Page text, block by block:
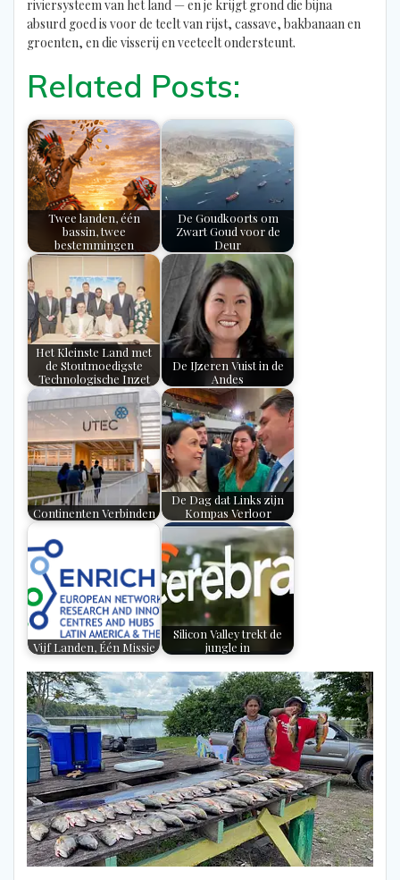
riviersysteem van het land — en je krijgt grond die bijna
absurd goed is voor de teelt van rijst, cassave, bakbanaan en
groenten, en die visserij en veeteelt ondersteunt.
Related Posts:
Twee landen, één
bassin, twee
bestemmingen
De Goudkoorts om
Zwart Goud voor de
Deur
Het Kleinste Land met
de Stoutmoedigste
Technologische Inzet
De IJzeren Vuist in de
Andes
Continenten Verbinden
De Dag dat Links zijn
Kompas Verloor
Vijf Landen, Één Missie
Silicon Valley trekt de
jungle in